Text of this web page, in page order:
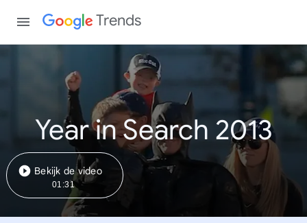
Trends
Year in Search 2013
Bekijk de video
01:31